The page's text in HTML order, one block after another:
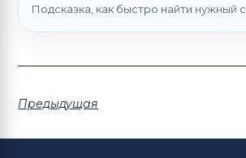
Подсказка, как быстро найти нужный
Предыдущая